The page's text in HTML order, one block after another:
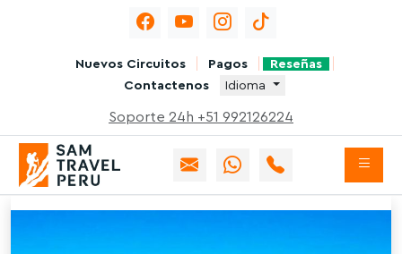
Nuevos Circuitos Pagos
Reseñas
Contactenos
Idioma
Soporte 24h +51 992126224